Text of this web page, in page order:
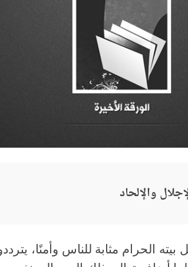
والإلحاد
الحرام مثابة للناس وأمنًا،